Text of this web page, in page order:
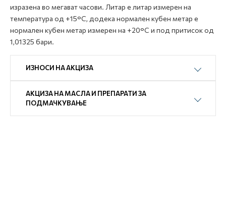
изразена во мегават часови. Литар е литар измерен на
температура од +15°C, додека нормален кубен метар е
нормален кубен метар измерен на +20°C и под притисок од
1,01325 бари.
ИЗНОСИ НА АКЦИЗА
АКЦИЗА НА МАСЛА И ПРЕПАРАТИ ЗА
ПОДМАЧКУВАЊЕ